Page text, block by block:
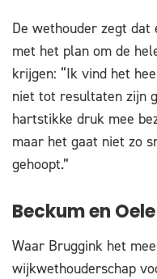
De wethouder zegt dat
met het plan om de
krijgen: “Ik vind het
niet tot resultaten zijn
hartstikke druk mee
maar het gaat niet zo
gehoopt.”
Beckum en Oele
Waar Bruggink het
wijkwethouderschap